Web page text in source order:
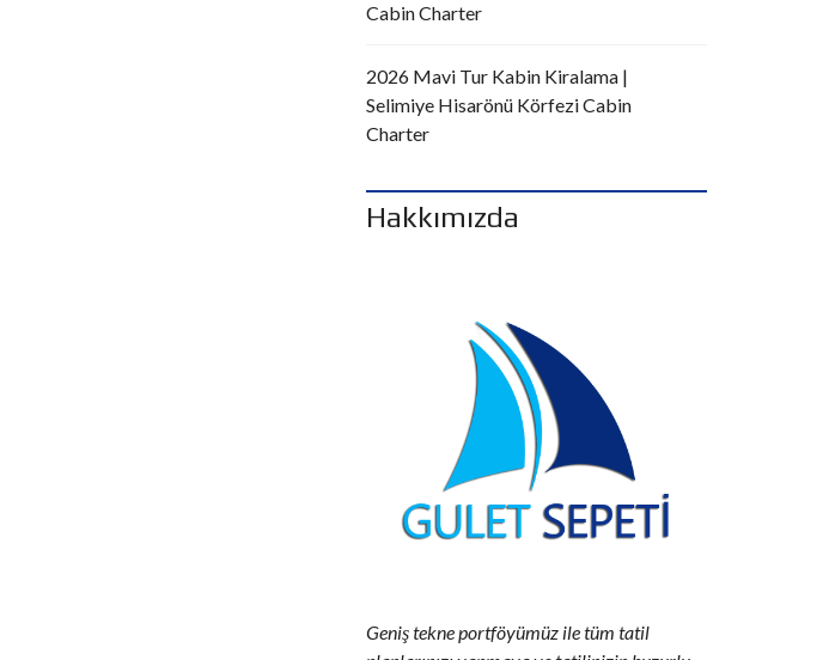
Cabin Charter
2026 Mavi Tur Kabin Kiralama |
Selimiye Hisarönü Körfezi Cabin
Charter
Hakkımızda
Geniş tekne portföyümüz ile tüm tatil